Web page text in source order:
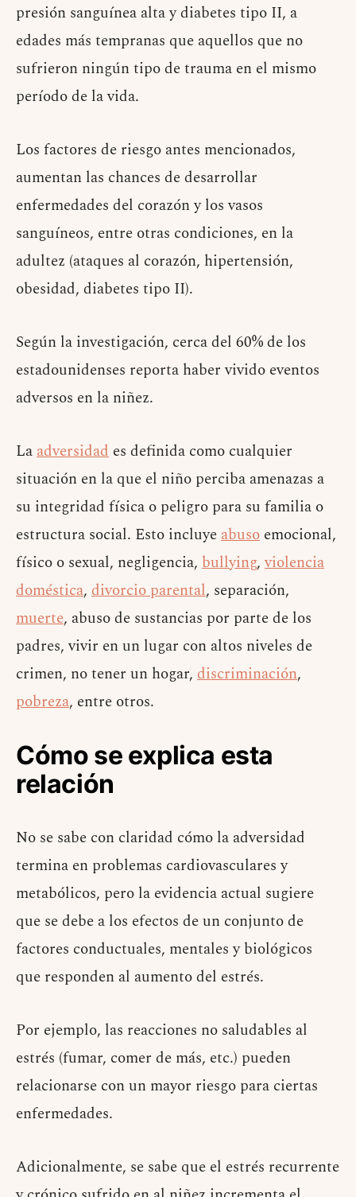
presión sanguínea alta y diabetes tipo II, a
edades más tempranas que aquellos que no
sufrieron ningún tipo de trauma en el mismo
período de la vida.
Los factores de riesgo antes mencionados,
aumentan las chances de desarrollar
enfermedades del corazón y los vasos
sanguíneos, entre otras condiciones, en la
adultez (ataques al corazón, hipertensión,
obesidad, diabetes tipo II).
Según la investigación, cerca del 60% de los
estadounidenses reporta haber vivido eventos
adversos en la niñez.
Laadversidad es definida como cualquier
situación en la que el niño perciba amenazas a
su integridad física o peligro para su familia o
estructura social. Esto incluyeabuso emocional,
físico o sexual, negligencia, bullying,violencia
doméstica, divorcio parental, separación,
muerte, abuso de sustancias por parte de los
padres, vivir en un lugar con altos niveles de
crimen, no tener un hogar, discriminación,
pobreza, entre otros.
Cómo se explica esta
relación
No se sabe con claridad cómo la adversidad
termina en problemas cardiovasculares y
metabólicos, pero la evidencia actual sugiere
que se debe a los efectos de un conjunto de
factores conductuales, mentales y biológicos
que responden al aumento del estrés.
Por ejemplo, las reacciones no saludables al
estrés (fumar, comer de más, etc.) pueden
relacionarse con un mayor riesgo para ciertas
enfermedades.
Adicionalmente, se sabe que el estrés recurrente